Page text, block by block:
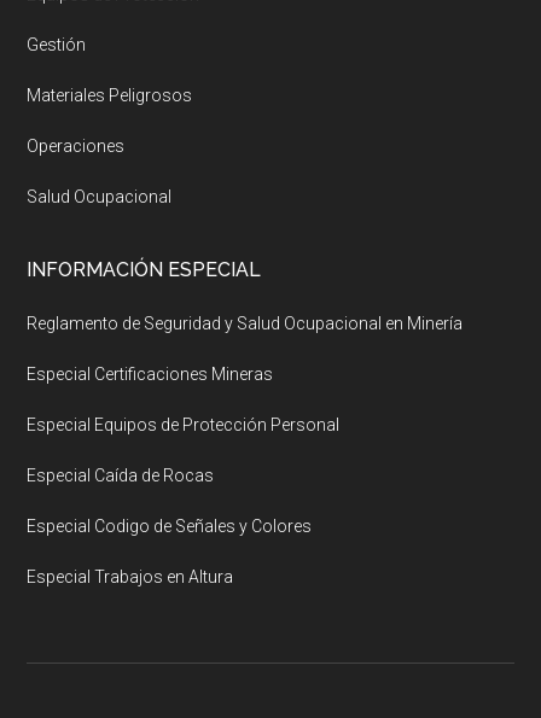
Gestión
Materiales Peligrosos
Operaciones
Salud Ocupacional
INFORMACIÓN ESPECIAL
Reglamento de Seguridad y Salud Ocupacional en Minería
Especial Certificaciones Mineras
Especial Equipos de Protección Personal
Especial Caída de Rocas
Especial Codigo de Señales y Colores
Especial Trabajos en Altura